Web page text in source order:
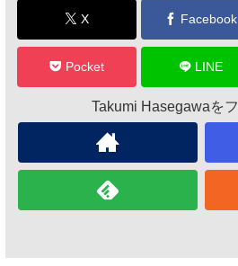
X Facebook
Pocket LINE
Takumi Hasegawaを